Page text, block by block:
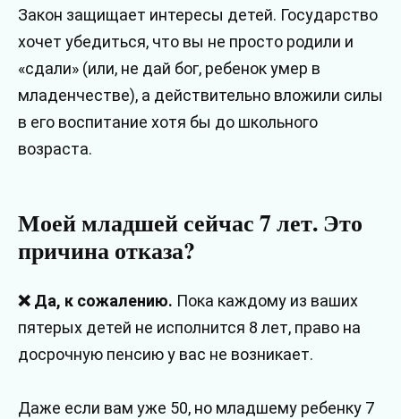
Закон защищает интересы детей. Государство
хочет убедиться, что вы не просто родили и
«сдали» (или, не дай бог, ребенок умер в
младенчестве), а действительно вложили силы
в его воспитание хотя бы до школьного
возраста.
Моей младшей сейчас 7 лет. Это
причина отказа?
❌ Да, к сожалению. Пока каждому из ваших
пятерых детей не исполнится 8 лет, право на
досрочную пенсию у вас не возникает.
Даже если вам уже 50, но младшему ребенку 7